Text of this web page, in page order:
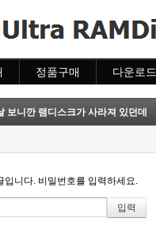
정품구매
주문조회
이용안내
다운로드
보니깐 램디스크가 사라져 있던데
입니다. 비밀번호를 입력하세요.